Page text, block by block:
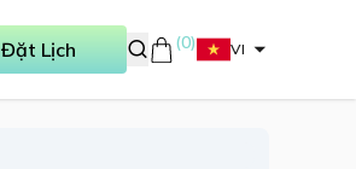
Đặt Lịch (0) VI